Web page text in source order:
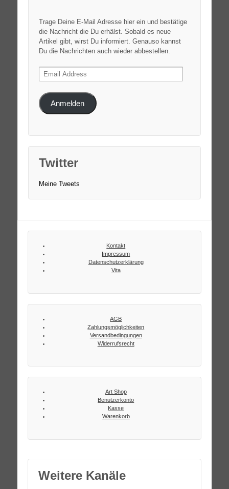
Trage Deine E-Mail Adresse hier ein und bestätige
die Nachricht die Du erhälst. Sobald es neue
Artikel gibt, wirst Du informiert. Genauso kannst
Du die Nachrichten auch wieder abbestellen.
Email
Address
Anmelden
Twitter
Meine Tweets
Kontakt
Impressum
Datenschutzerklärung
Vita
AGB
Zahlungsmöglichkeiten
Versandbedingungen
Widerrufsrecht
Art Shop
Benutzerkonto
Kasse
Warenkorb
Weitere Kanäle